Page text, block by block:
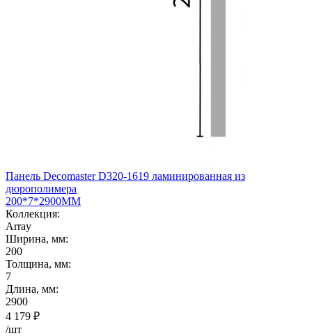
Панель Decomaster D320-1619 ламинированная из
дюрополимера
200*7*2900ММ
Коллекция:
Array
Ширина, мм:
200
Толщина, мм:
7
Длина, мм:
2900
4 179 ₽
/шт